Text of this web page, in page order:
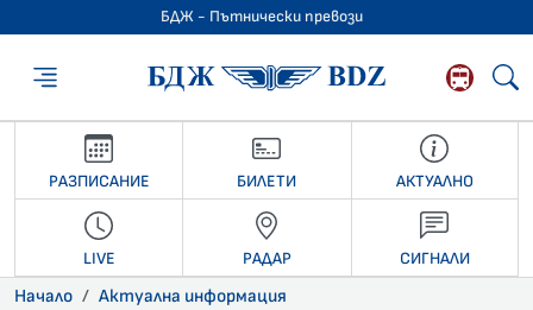
БДЖ - Пътнически превози
БДЖ -
РАЗПИСАНИЕ БИЛЕТИ АКТУАЛНО
LIVE РАДАР СИГНАЛИ
Начало Актуална информация